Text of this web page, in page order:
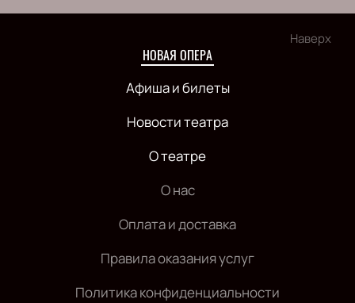
Наверх
НОВАЯ ОПЕРА
Афиша и билеты
Новости театра
О театре
О нас
Оплата и доставка
Правила оказания услуг
Политика конфиденциальности